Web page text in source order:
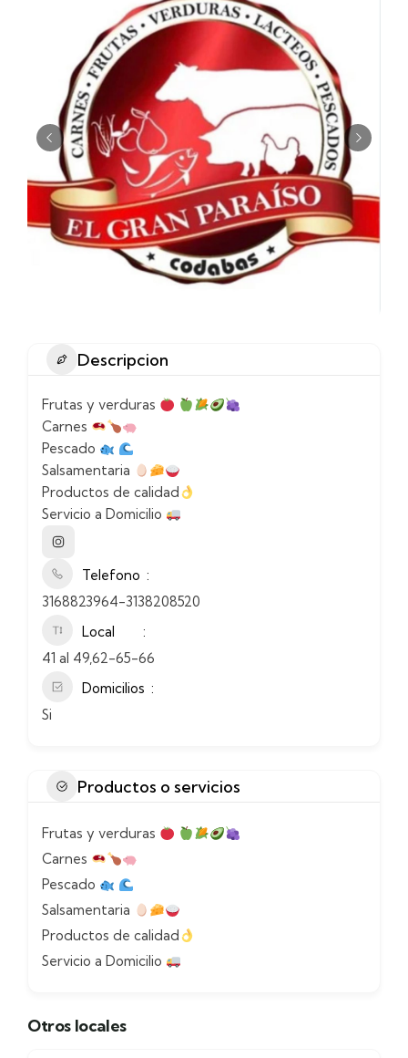
Descripcion
Frutas y verduras
Carnes
Pescado
Salsamentaria
Productos de calidad
Servicio a Domicilio
Telefono
3168823964-3138208520
Local
41 al 49,62-65-66
Domicilios
Si
Productos o servicios
Frutas y verduras
Carnes
Pescado
Salsamentaria
Productos de calidad
Servicio a Domicilio
Otros locales